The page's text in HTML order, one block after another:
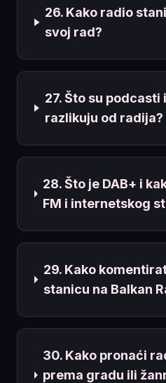
26. Kako radio
svoj rad?
27. Što su podcasti
razlikuju od radija?
28. Što je DAB+ i
FM i internetskog
29. Kako
stanicu na Balkan
30. Kako pronaći
prema gradu ili